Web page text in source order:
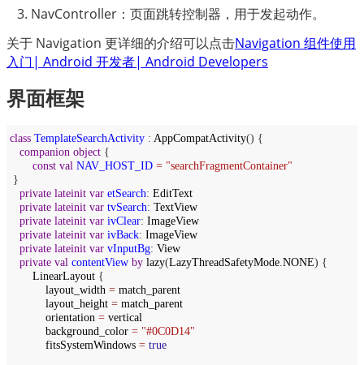
NavController：页面跳转控制器，用于发起动作。
关于 Navigation 更详细的介绍可以点击Navigation 组件使用
入门| Android 开发者| Android Developers
界面框架
class TemplateSearchActivity : AppCompatActivity() {
companion object {
const val NAV_HOST_ID = "searchFragmentContainer"
}
private lateinit var etSearch: EditText
private lateinit var tvSearch: TextView
private lateinit var ivClear: ImageView
private lateinit var ivBack: ImageView
private lateinit var vInputBg: View
private val contentView by lazy(LazyThreadSafetyMode NONE) {
LinearLayout {
layout_width = match_parent
layout_height = match_parent
orientation = vertical
background_color = "#0C0D14"
fitsSystemWindows = true